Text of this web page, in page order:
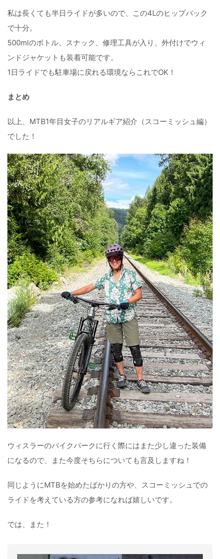
私は長くても半日ライドが多いので、この4Lのヒップパック
で十分。
500mlのボトル、スナック、修理工具が入り、外付けでウィ
ンドジャケットも装着可能です。
1日ライドでも駐車場に戻れる環境ならこれでOK！
まとめ
以上、MTB1年目女子のリアルギア紹介（スコーミッシュ編）
でした！
ウィスラーのバイクパークに行く際にはまた少し違った装備
になるので、また今度そちらについても言及しますね！
同じようにMTBを始めたばかりの方や、スコーミッシュでの
ライドを考えている方の参考になれば嬉しいです。
では、また！